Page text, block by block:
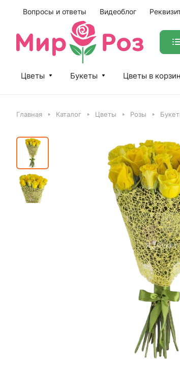
Вопросы и ответы Видеоблог
Цветы Букеты Цветы в
Главная Каталог Цветы Розы